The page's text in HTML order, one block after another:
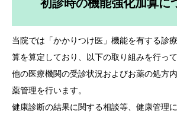
初診時の機能強化加算に
当院では「かかりつけ医」機能を有する診
算を算定しており、以下の取り組みを行って
他の医療機関の受診状況およびお薬の処方
薬管理を行います。
健康診断の結果に関する相談等、健康管理